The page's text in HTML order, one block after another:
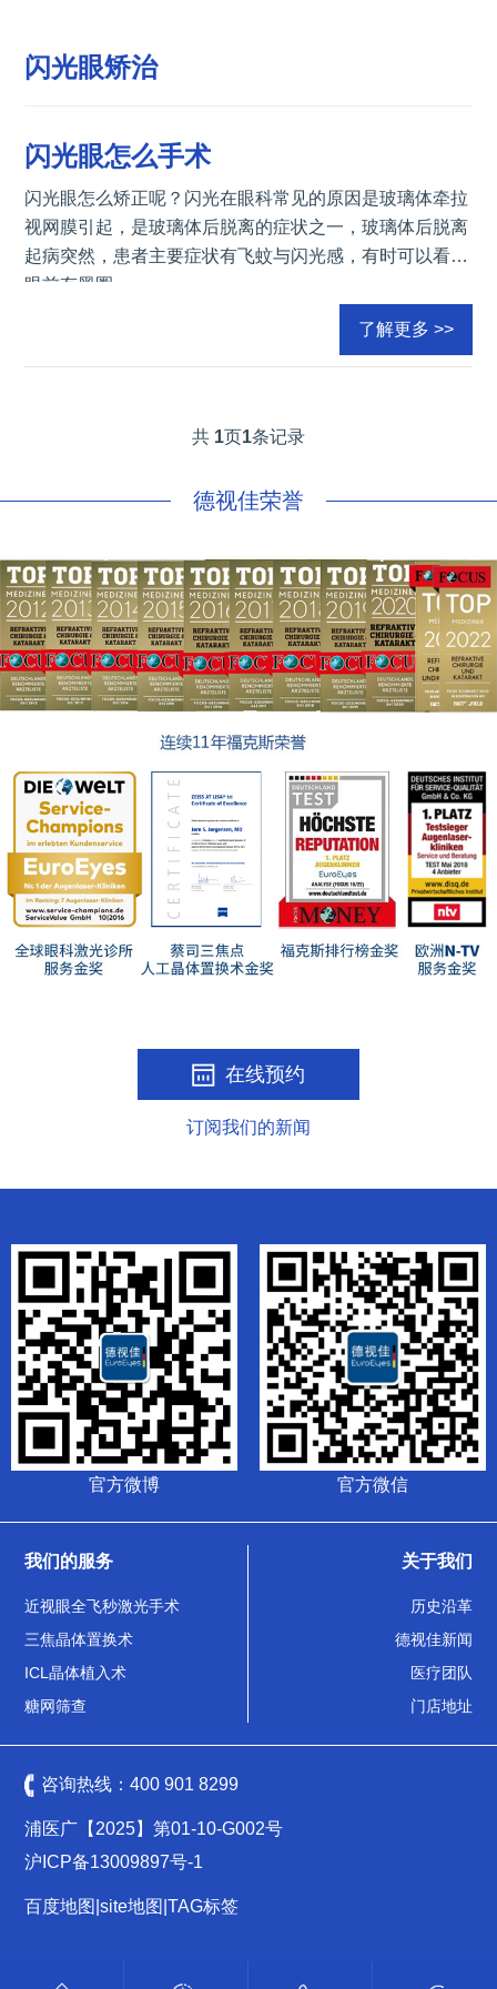
闪光眼矫治
闪光眼怎么手术
闪光眼怎么矫正呢？闪光在眼科常见的原因是玻璃体牵拉
视网膜引起，是玻璃体后脱离的症状之一，玻璃体后脱离
起病突然，患者主要症状有飞蚊与闪光感，有时可以看到
眼前有黑圈
了解更多 >>
共 1页1条记录
德视佳荣誉
在线预约
订阅我们的新闻
官方微博 官方微信
我们的服务
近视眼全飞秒激光手术
三焦晶体置换术
ICL晶体植入术
糖网筛查
关于我们
历史沿革
德视佳新闻
医疗团队
门店地址
咨询热线：400 901 8299
浦医广【2025】第01-10-G002号
沪ICP备13009897号-1
百度地图 |site地图 |TAG标签